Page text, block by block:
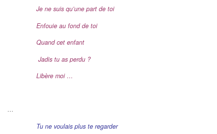
Je ne suis qu’une part de toi
Enfouie au fond de toi
Quand cet enfant
Jadis tu as perdu ?
Libère moi …
…
Tu ne voulais plus te regarder